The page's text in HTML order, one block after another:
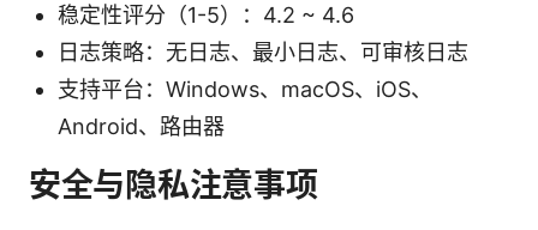
稳定性评分（1-5）：4.2 ~ 4.6
日志策略：无日志、最小日志、可审核日志
支持平台：Windows、macOS、iOS、
Android、路由器
安全与隐私注意事项